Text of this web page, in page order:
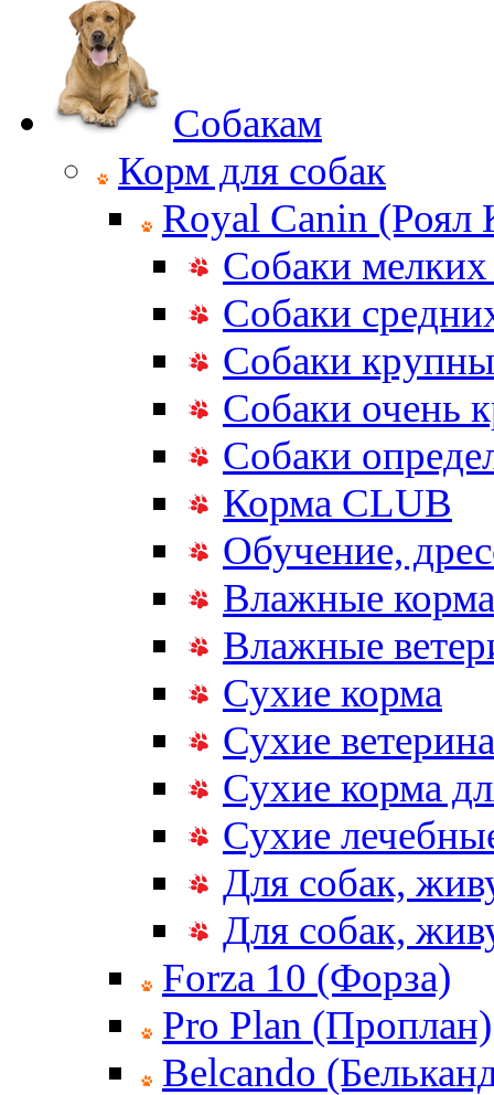
Собакам
Корм для собак
Royal Canin (Роял
Собаки мелких
Собаки
Собаки
Собаки очень
Собаки
Корма CLUB
Обучение,
Влажные корма
Влажные
Сухие корма
Сухие
Сухие корма
Сухие
Для собак,
Для собак,
Forza 10 (Форза)
Pro Plan (Проплан)
Belcando